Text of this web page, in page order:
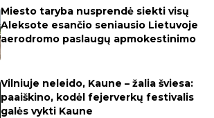
Miesto taryba nusprendė siekti visų
Aleksote esančio seniausio Lietuvoje
aerodromo paslaugų apmokestinimo
Vilniuje neleido, Kaune – žalia šviesa:
paaiškino, kodėl fejerverkų festivalis
galės vykti Kaune